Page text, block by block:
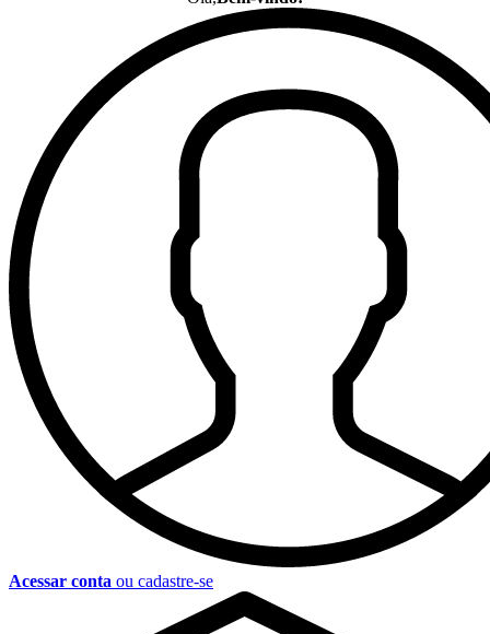
Acessar conta ou cadastre-se